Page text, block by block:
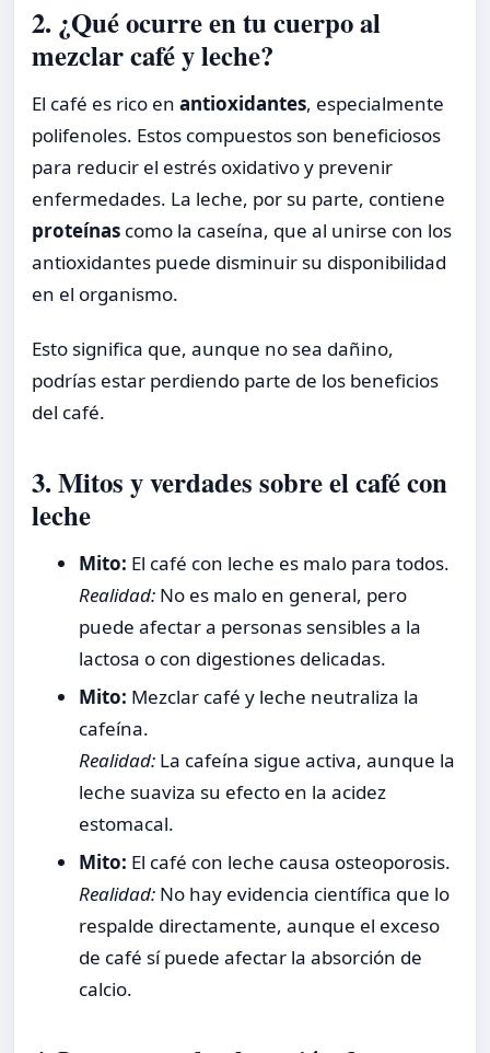
2. ¿Qué ocurre en tu cuerpo al
mezclar café y leche?
El café es rico en antioxidantes, especialmente
polifenoles. Estos compuestos son beneficiosos
para reducir el estrés oxidativo y prevenir
enfermedades. La leche, por su parte, contiene
proteínas como la caseína, que al unirse con los
antioxidantes puede disminuir su disponibilidad
en el organismo.
Esto significa que, aunque no sea dañino,
podrías estar perdiendo parte de los beneficios
del café.
3. Mitos y verdades sobre el café con
leche
Mito: El café con leche es malo para todos.
Realidad:No es malo en general, pero
puede afectar a personas sensibles a la
lactosa o con digestiones delicadas.
Mito: Mezclar café y leche neutraliza la
cafeína.
Realidad:La cafeína sigue activa, aunque la
leche suaviza su efecto en la acidez
estomacal.
Mito: El café con leche causa osteoporosis.
Realidad:No hay evidencia científica que lo
respalde directamente, aunque el exceso
de café sí puede afectar la absorción de
calcio.